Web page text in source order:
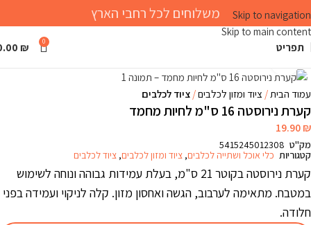
Skip to navigation
Skip to main content
משלוחים לכל רחבי הארץ
תפריט 0
₪
עמוד הבית ציוד ומזון לכלבים ציוד לכלבים
קערת נירוסטה 16 ס"מ לחיות מחמד
19.90₪
מק"ט 5415245012308
קטגוריות כלי אוכל ושתייה לכלבים, ציוד ומזון לכלבים, ציוד לכלבים
קערת נירוסטה בקוטר 21 ס"מ, בעלת עמידות גבוהה ונוחה לשימוש
במטבח. מתאימה לערבוב, הגשה ואחסון מזון. קלה לניקוי ועמידה בפני
חלודה.